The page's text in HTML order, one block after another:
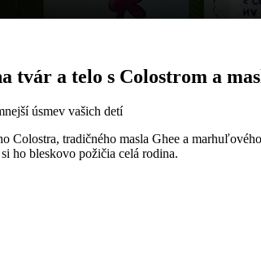
a telo s Colostrom a
úsmev vašich detí
tradičného masla Ghee a
ho bleskovo požičia celá rodina.